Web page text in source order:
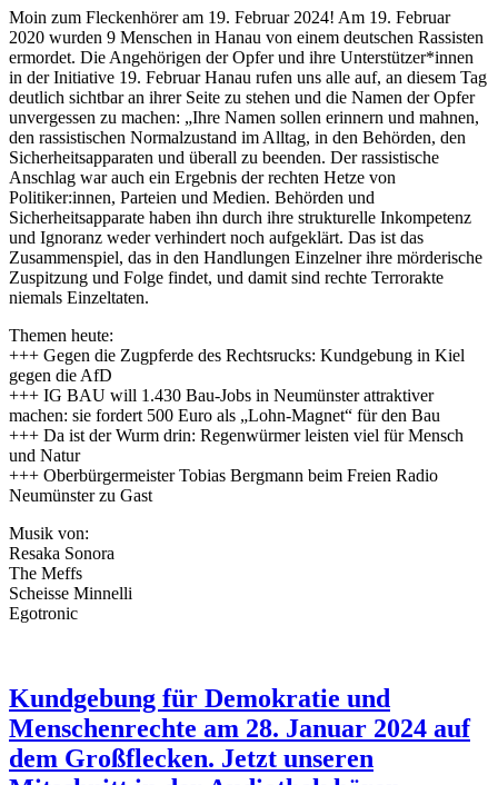
Moin zum Fleckenhörer am 19. Februar 2024! Am 19. Februar
2020 wurden 9 Menschen in Hanau von einem deutschen Rassisten
ermordet. Die Angehörigen der Opfer und ihre Unterstützer*innen
in der Initiative 19. Februar Hanau rufen uns alle auf, an diesem Tag
deutlich sichtbar an ihrer Seite zu stehen und die Namen der Opfer
unvergessen zu machen: „Ihre Namen sollen erinnern und mahnen,
den rassistischen Normalzustand im Alltag, in den Behörden, den
Sicherheitsapparaten und überall zu beenden. Der rassistische
Anschlag war auch ein Ergebnis der rechten Hetze von
Politiker:innen, Parteien und Medien. Behörden und
Sicherheitsapparate haben ihn durch ihre strukturelle Inkompetenz
und Ignoranz weder verhindert noch aufgeklärt. Das ist das
Zusammenspiel, das in den Handlungen Einzelner ihre mörderische
Zuspitzung und Folge findet, und damit sind rechte Terrorakte
niemals Einzeltaten.
Themen heute:
+++ Gegen die Zugpferde des Rechtsrucks: Kundgebung in Kiel
gegen die AfD
+++ IG BAU will 1.430 Bau-Jobs in Neumünster attraktiver
machen: sie fordert 500 Euro als „Lohn-Magnet“ für den Bau
+++ Da ist der Wurm drin: Regenwürmer leisten viel für Mensch
und Natur
+++ Oberbürgermeister Tobias Bergmann beim Freien Radio
Neumünster zu Gast
Musik von:
Resaka Sonora
The Meffs
Scheisse Minnelli
Egotronic
Kundgebung für Demokratie und
Menschenrechte am 28. Januar 2024 auf
dem Großflecken. Jetzt unseren